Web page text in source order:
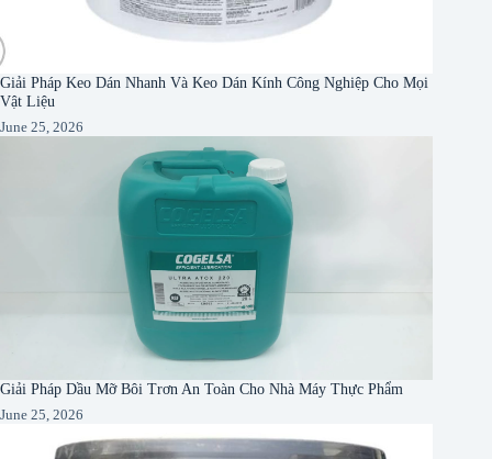
Giải Pháp Keo Dán Nhanh Và Keo Dán Kính Công Nghiệp Cho Mọi
Vật Liệu
June 25, 2026
Giải Pháp Dầu Mỡ Bôi Trơn An Toàn Cho Nhà Máy Thực Phẩm
June 25, 2026